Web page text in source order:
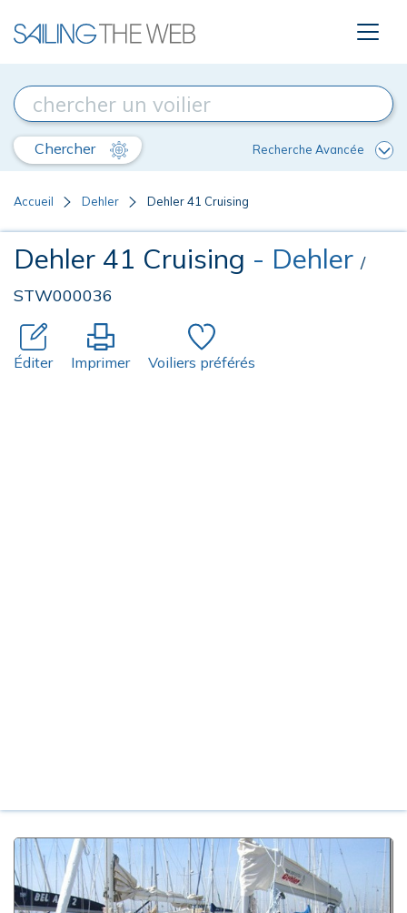
Chercher Recherche Avancée
Accueil Dehler Dehler 41 Cruising
Dehler 41 Cruising - Dehler /
STW000036
Éditer Imprimer Voiliers préférés